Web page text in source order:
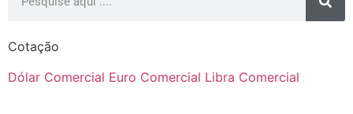
Cotação
Dólar Comercial Euro Comercial Libra Comercial